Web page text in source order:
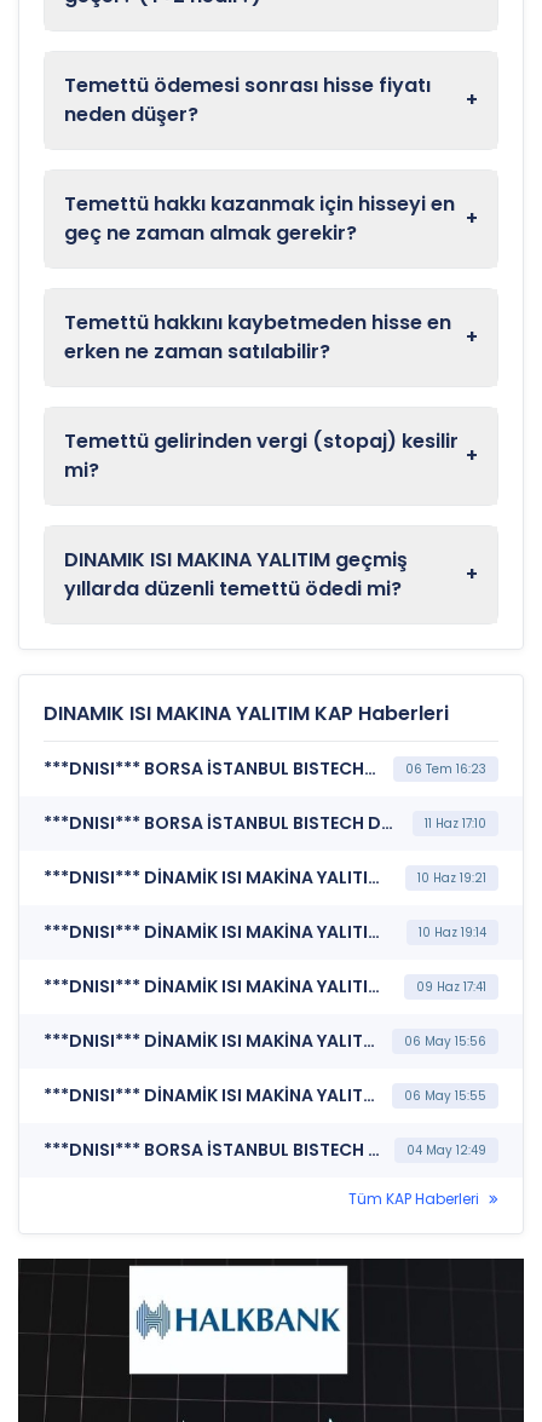
Temettü ödemesi sonrası hisse fiyatı
neden düşer?
+
Temettü hakkı kazanmak için hisseyi en
geç ne zaman almak gerekir?
+
Temettü hakkını kaybetmeden hisse en
erken ne zaman satılabilir?
+
Temettü gelirinden vergi (stopaj) kesilir
mi?
+
DINAMIK ISI MAKINA YALITIM geçmiş
yıllarda düzenli temettü ödedi mi?
+
DINAMIK ISI MAKINA YALITIM KAP Haberleri
***DNISI*** BORSA İSTANBUL BISTECH DEVRE KESİCİ UYGULAMASI (Pay Bazında Devre Kesici Bildirimi) 06 Tem 16:23
***DNISI*** BORSA İSTANBUL BISTECH DEVRE KESİCİ UYGULAMASI (Pay Bazında Devre Kesici Bildirimi) 11 Haz 17:10
***DNISI*** DİNAMİK ISI MAKİNA YALITIM MALZEMELERİ SANAYİ VE TİCARET A.Ş. (Sermaye Artırımı - Azaltımı İşlemlerine İlişkin Bildirim) 10 Haz 19:21
***DNISI*** DİNAMİK ISI MAKİNA YALITIM MALZEMELERİ SANAYİ VE TİCARET A.Ş. (Sermaye Artırımı - Azaltımı İşlemlerine İlişkin Bildirim) 10 Haz 19:14
***DNISI*** DİNAMİK ISI MAKİNA YALITIM MALZEMELERİ SANAYİ VE TİCARET A.Ş. (Sermaye Artırımı - Azaltımı İşlemlerine İlişkin Bildirim) 09 Haz 17:41
***DNISI*** DİNAMİK ISI MAKİNA YALITIM MALZEMELERİ SANAYİ VE TİCARET A.Ş. (Bağımsız Denetim Kuruluşunun Belirlenmesi) 06 May 15:56
***DNISI*** DİNAMİK ISI MAKİNA YALITIM MALZEMELERİ SANAYİ VE TİCARET A.Ş. (Genel Kurul İşlemlerine İlişkin Bildirim) 06 May 15:55
***DNISI*** BORSA İSTANBUL BISTECH DEVRE KESİCİ UYGULAMASI (Pay Bazında Devre Kesici Bildirimi) 04 May 12:49
Tüm KAP Haberleri